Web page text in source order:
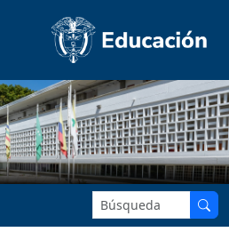
Buscar en el sitio: